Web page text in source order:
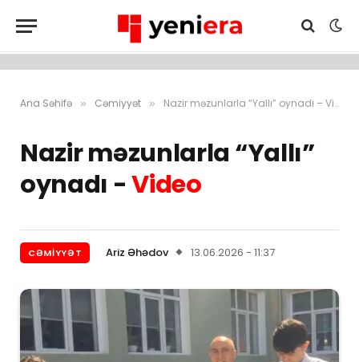
Ana Səhifə » Cəmiyyət » Nazir məzunlarla “Yallı” oynadı – Video
Nazir məzunlarla “Yallı”
oynadı -Video
CƏMIYYƏT Ariz Əhədov 13.06.2026 - 11:37